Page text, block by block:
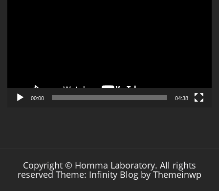
00:00 04:38
Copyright © Homma Laboratory. All rights
reserved Theme: Infinity Blog byThemeinwp